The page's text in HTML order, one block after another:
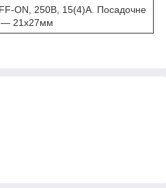
ON, 250В, 15(4)А. Посадочне
— 21х27мм